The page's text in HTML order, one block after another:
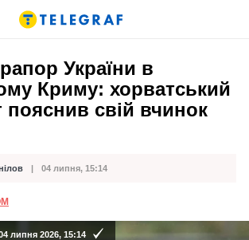
України в
Криму: хорватський
пояснив свій вчинок
04 липня, 15:14
липня 2026, 15:14